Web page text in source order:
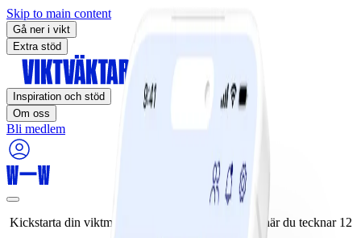
Skip to main content
Gå ner i vikt
Extra stöd
Inspiration och stöd
Om oss
Bli medlem
Kickstarta din viktminskningsresa nu! Spara 50% när du tecknar 12